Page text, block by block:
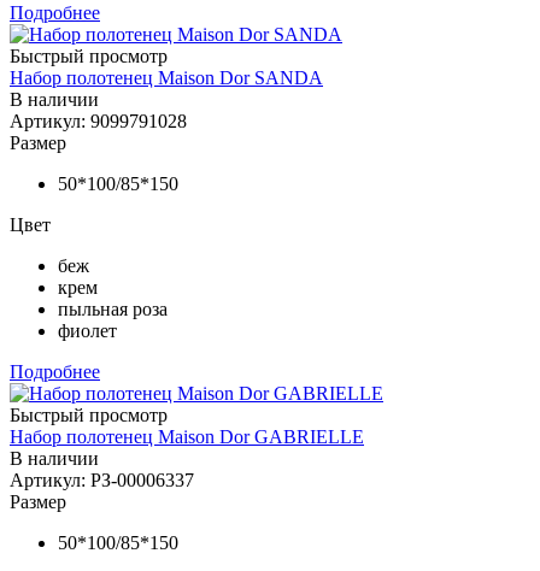
Подробнее
Быстрый просмотр
Набор полотенец Maison Dor SANDA
В наличии
Артикул: 9099791028
Размер
50*100/85*150
Цвет
беж
крем
пыльная роза
фиолет
Подробнее
Быстрый просмотр
Набор полотенец Maison Dor GABRIELLE
В наличии
Артикул: РЗ-00006337
Размер
50*100/85*150